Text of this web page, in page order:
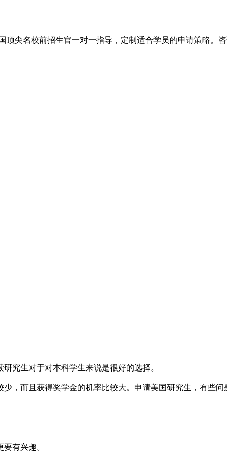
尖名校前招生官一对一指导，定制适合学员的申请策略。咨
生对于对本科学生来说是很好的选择。
而且获得奖学金的机率比较大。申请美国研究生，有些问
有兴趣。